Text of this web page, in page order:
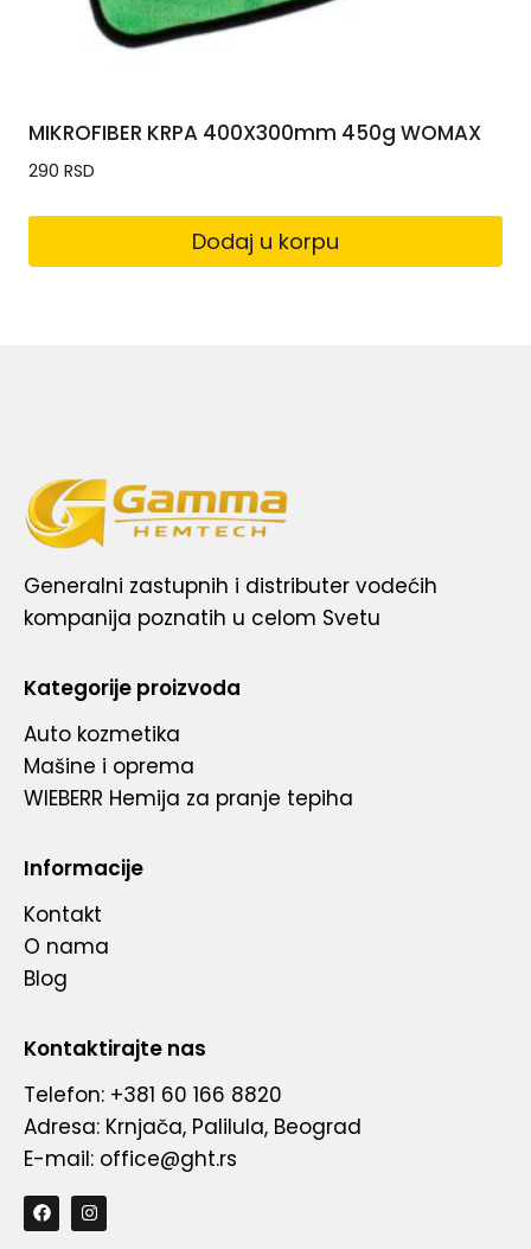
MIKROFIBER KRPA 400X300mm 450g WOMAX
290 RSD
Dodaj u korpu
Generalni zastupnih i distributer vodećih
kompanija poznatih u celom Svetu
Kategorije proizvoda
Auto kozmetika
Mašine i oprema
WIEBERR Hemija za pranje tepiha
Informacije
Kontakt
O nama
Blog
Kontaktirajte nas
Telefon: +381 60 166 8820
Adresa: Krnjača, Palilula, Beograd
E-mail: office@ght.rs